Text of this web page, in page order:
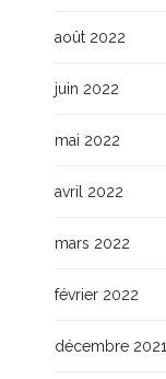
août 2022
juin 2022
mai 2022
avril 2022
mars 2022
février 2022
décembre 2021